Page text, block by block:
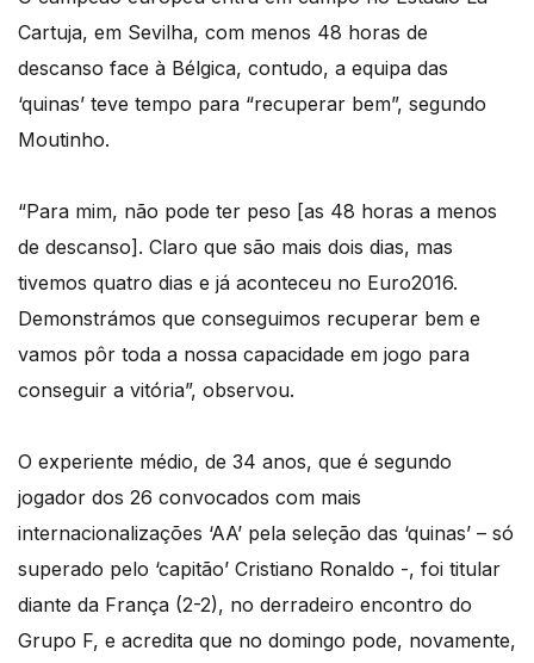
Cartuja, em Sevilha, com menos 48 horas de
descanso face à Bélgica, contudo, a equipa das
‘quinas’ teve tempo para “recuperar bem”, segundo
Moutinho.
“Para mim, não pode ter peso [as 48 horas a menos
de descanso]. Claro que são mais dois dias, mas
tivemos quatro dias e já aconteceu no Euro2016.
Demonstrámos que conseguimos recuperar bem e
vamos pôr toda a nossa capacidade em jogo para
conseguir a vitória”, observou.
O experiente médio, de 34 anos, que é segundo
jogador dos 26 convocados com mais
internacionalizações ‘AA’ pela seleção das ‘quinas’ – só
superado pelo ‘capitão’ Cristiano Ronaldo -, foi titular
diante da França (2-2), no derradeiro encontro do
Grupo F, e acredita que no domingo pode, novamente,